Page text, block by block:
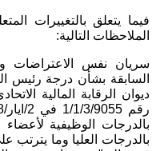
فيما يتعلق بالتغييرات
الملاحظات التالية:
سريان نفس الاعتراضات
السابقة بشأن درجة رئيس
ديوان الرقابة المالية
بالدرجات الوظيفية
بالدرجات العليا وما يترتب